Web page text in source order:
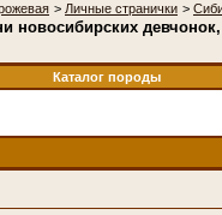
> Личные странички >
новосибирских
Каталог породы